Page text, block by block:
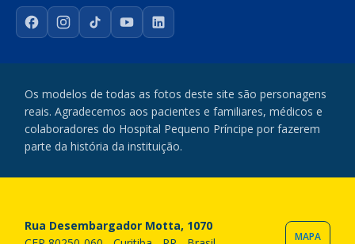
FacebookInstagram
TikTokYouTubeLinkedIn
Os modelos de todas as fotos deste site são personagens
reais. Agradecemos aos pacientes e familiares, médicos e
colaboradores do Hospital Pequeno Príncipe por fazerem
parte da história da instituição.
Rua Desembargador Motta, 1070
MAPA